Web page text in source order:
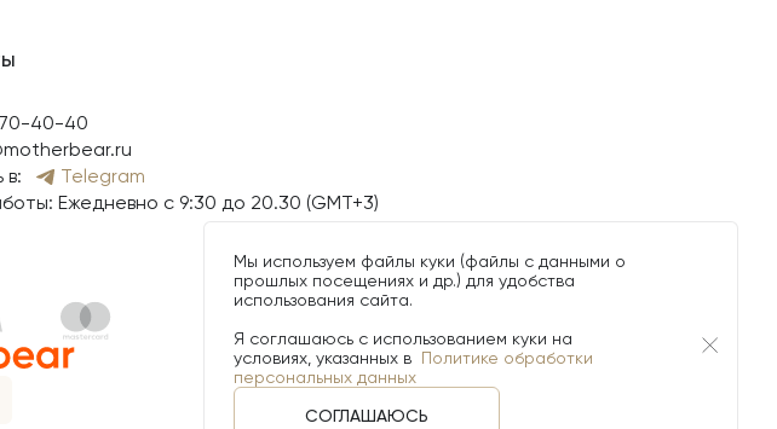
40-40
в:
Telegram
Ежедневно с 9:30 до 20.30 (GMT+3)
Мы используем файлы куки (файлы с данными о
прошлых посещениях и др.) для удобства
использования сайта.
Я соглашаюсь с использованием куки на
условиях, указанных в Политике обработки
персональных данных
СОГЛАШАЮСЬ